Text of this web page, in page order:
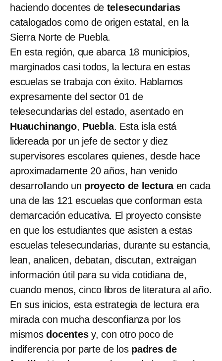
haciendo docentes de telesecundarias
catalogados como de origen estatal, en la
Sierra Norte de Puebla.
En esta región, que abarca 18 municipios,
marginados casi todos, la lectura en estas
escuelas se trabaja con éxito. Hablamos
expresamente del sector 01 de
telesecundarias del estado, asentado en
Huauchinango, Puebla. Esta isla está
lidereada por un jefe de sector y diez
supervisores escolares quienes, desde hace
aproximadamente 20 años, han venido
desarrollando un proyecto de lecturaen cada
una de las 121 escuelas que conforman esta
demarcación educativa. El proyecto consiste
en que los estudiantes que asisten a estas
escuelas telesecundarias, durante su estancia,
lean, analicen, debatan, discutan, extraigan
información útil para su vida cotidiana de,
cuando menos, cinco libros de literatura al año.
En sus inicios, esta estrategia de lectura era
mirada con mucha desconfianza por los
mismosdocentesy, con otro poco de
indiferencia por parte de los padres de